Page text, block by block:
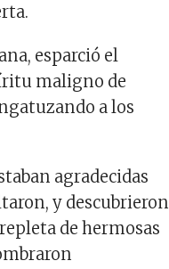
esparció el
maligno de
a los
agradecidas
y descubrieron
de hermosas